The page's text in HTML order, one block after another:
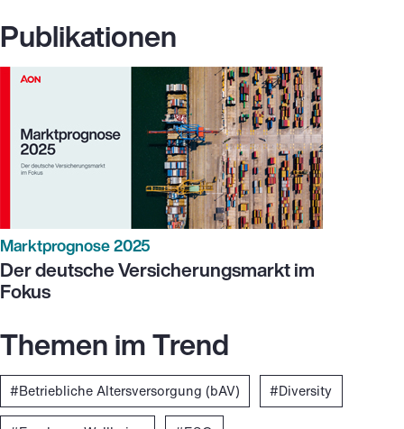
Publikationen
Marktprognose 2025
Der deutsche Versicherungsmarkt im
Fokus
Themen im Trend
Betriebliche Altersversorgung (bAV) Diversity